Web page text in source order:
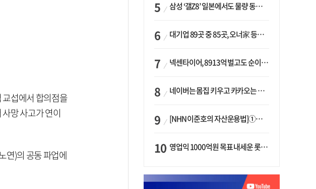
교섭에서 합의점을
망 사고가 연이
연)의 공동 파업에
삼성 ‘갤Z8’ 일본에서도 물량 동났다…애플 참전 앞두고 선두 수성 ‘시험대’
대기업 89곳 중 85곳, 오너家 등기임원 겸직…BS 46곳·SM 45곳 ‘족벌경영’ 고착화
넥센타이어, 8913억 벌고도 순이익 2억…유럽 세부담에 이익 증발
네이버는 몸집 키우고 카카오는 줄였다…‘역대급 실적’에 성장전략은 ‘극과 극’
[NHN 이준호의 자산운용법]①이니시오·JLC ‘부동산’-JLC파트너스 ‘투자’…“부동산 담보대출로 투자재원 확보”
영업익 1000억원 목표 내세운 롯데마트…하반기 ‘오카도’ 시험대